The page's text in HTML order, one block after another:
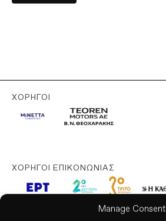
Manage Consent
ΧΟΡΗΓΟΊ
ΧΟΡΗΓΟΊ ΕΠΙΚΟΝΩΝΊΑΣ